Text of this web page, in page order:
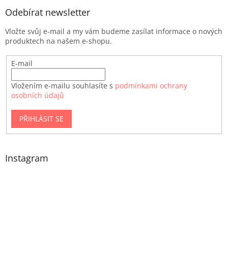
Odebírat newsletter
Vložte svůj e-mail a my vám budeme zasílat informace o nových
produktech na našem e-shopu.
E-mail
Vložením e-mailu souhlasíte s podmínkami ochrany
osobních údajů
PŘIHLÁSIT SE
Instagram